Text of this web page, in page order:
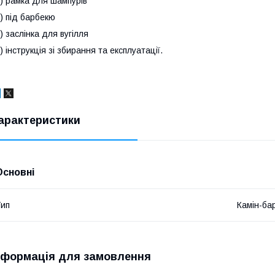
під барбекю
заслінка для вугілля
інструкція зі збирання та експлуатації.
Камін-
для замовлення